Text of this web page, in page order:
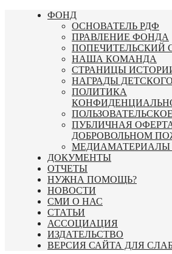
Перейти
ФОНД
ОСНОВАТЕЛЬ РДФ
ПРАВЛЕНИЕ ФОНДА
ПОПЕЧИТЕЛЬСКИЙ
НАША КОМАНДА
СТРАНИЦЫ
НАГРАДЫ
ПОЛИТИКА
ПУБЛИЧНАЯ
ДОБРОВОЛЬНОМ
МЕДИАМАТЕРИАЛЫ
ДОКУМЕНТЫ
ОТЧЕТЫ
НУЖНА ПОМОЩЬ?
НОВОСТИ
СМИ О НАС
СТАТЬИ
АССОЦИАЦИЯ
ИЗДАТЕЛЬСТВО
ВЕРСИЯ САЙТА ДЛЯ